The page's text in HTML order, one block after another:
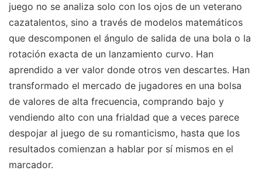
juego no se analiza solo con los ojos de un veterano
cazatalentos, sino a través de modelos matemáticos
que descomponen el ángulo de salida de una bola o la
rotación exacta de un lanzamiento curvo. Han
aprendido a ver valor donde otros ven descartes. Han
transformado el mercado de jugadores en una bolsa
de valores de alta frecuencia, comprando bajo y
vendiendo alto con una frialdad que a veces parece
despojar al juego de su romanticismo, hasta que los
resultados comienzan a hablar por sí mismos en el
marcador.